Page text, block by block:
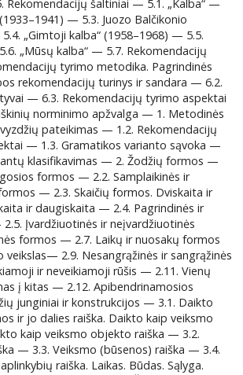
šaltiniai — 5.1. „Kalba“ —
— 5.3. Juozo Balčikonio
„Gimtoji kalba“ (1958–1968) — 5.5.
„Mūsų kalba“ — 5.7. Rekomendacijų
tyrimo metodika. Pagrindinės
rekomendacijų turinys ir sandara — 6.2.
— 6.3. Rekomendacijų tyrimo aspektai
norminimo apžvalga — 1. Metodinės
pateikimas — 1.2. Rekomendacijų
— 1.3. Gramatikos varianto sąvoka —
klasifikavimas — 2. Žodžių formos —
formos — 2.2. Samplaikinės ir
— 2.3. Skaičių formos. Dviskaita ir
ir daugiskaita — 2.4. Pagrindinės ir
Įvardžiuotinės ir neįvardžiuotinės
formos — 2.7. Laikų ir nuosakų formos
veikslas— 2.9. Nesangrąžinės ir sangrąžinės
ir neveikiamoji rūšis — 2.11. Vienų
į kitas — 2.12. Apibendrinamosios
junginiai ir konstrukcijos — 3.1. Daikto
ir jo dalies raiška. Daikto kaip veiksmo
kaip veiksmo objekto raiška — 3.2.
— 3.3. Veiksmo (būsenos) raiška — 3.4.
raiška. Laikas. Būdas. Sąlyga.